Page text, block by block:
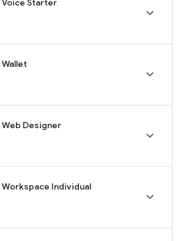
Voice Starter


Designer

Individual
